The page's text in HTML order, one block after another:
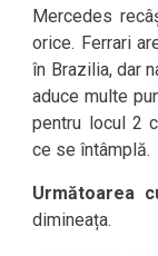
Mercedes
orice. Ferrari
în Brazilia, dar
aduce multe
pentru locul 2
ce se întâmplă.
Următoarea
dimineața.